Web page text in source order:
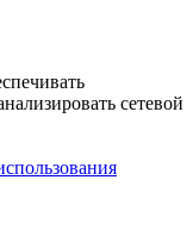
сетевой